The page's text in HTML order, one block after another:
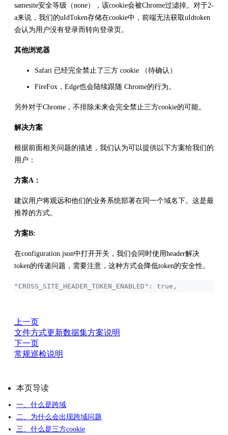
samesite安全等级（none），该cookie会被Chrome过滤掉。对于2-
a来说，我们的uIdToken存储在cookie中，前端无法获取uIdtoken
会认为用户没有登录而转向登录页。
其他浏览器
Safari 已经完全禁止了三方 cookie （待确认）
FireFox，Edge也会陆续跟随 Chrome的行为。
另外对于Chrome，不排除未来会完全禁止三方cookie的可能。
解决方案
根据前面相关问题的描述，我们认为可以提供以下方案给我们的
用户：
方案A：
建议用户将观远和他们的业务系统部署在同一个域名下。这是最
推荐的方式。
方案B:
在configuration.json中打开开关，我们会同时使用header解决
token的传递问题，需要注意，这种方式会降低token的安全性。
"CROSS_SITE_HEADER_TOKEN_ENABLED": true,
上一页
文件方式更新数据集方案说明
下一页
常规巡检说明
本页导读
一、什么是跨域
二、为什么会出现跨域问题
三、什么是三方cookie